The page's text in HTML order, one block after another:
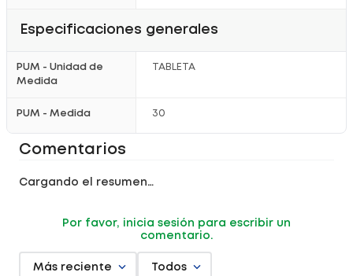
Especificaciones generales
PUM - Unidad de
Medida
TABLETA
PUM - Medida 30
Comentarios
Cargando el resumen…
Por favor, inicia sesión para escribir un
comentario.
Más reciente Todos